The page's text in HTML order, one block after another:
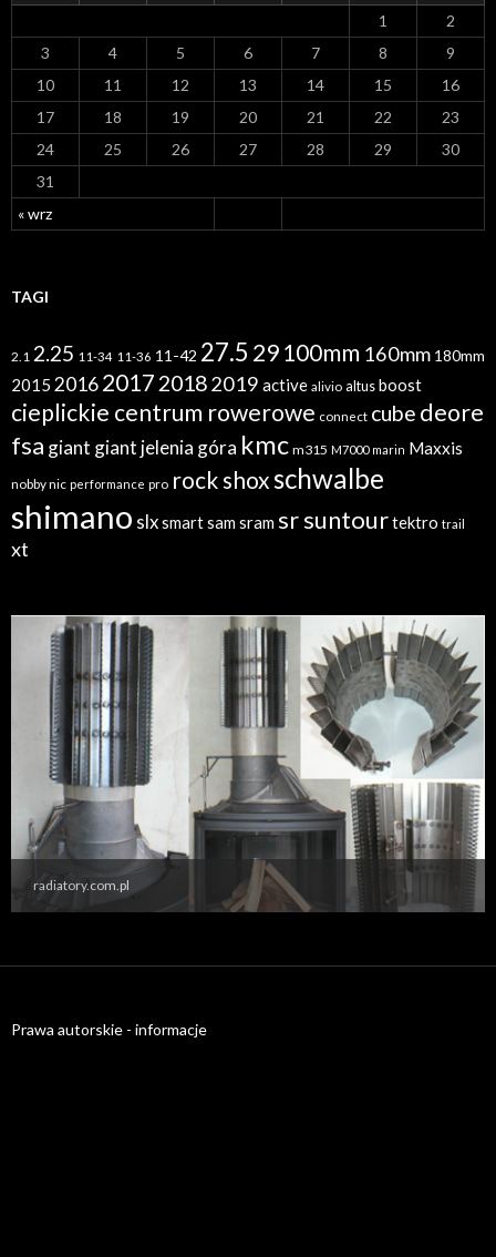
« wrz
1
2
3
4 5 6 7 8
9
10
11 12 13 14 15
16
17
18 19 20 21 22
23
24
25 26 27 28 29
30
31
TAGI
2.1 2.25 11-34 11-36 11-42 27.5 29 100mm 160mm 180mm
2015 20162017 20182019 active alivio altus boost
cieplickie centrum rowerowe connect cube deore
fsa giant giant jelenia góra kmc m315 M7000 marin Maxxis
nobby nic performance pro rock shoxschwalbe
shimano slxsmart sam sramsr suntourtektro trail
xt
radiatory.com.pl
Prawa autorskie - informacje